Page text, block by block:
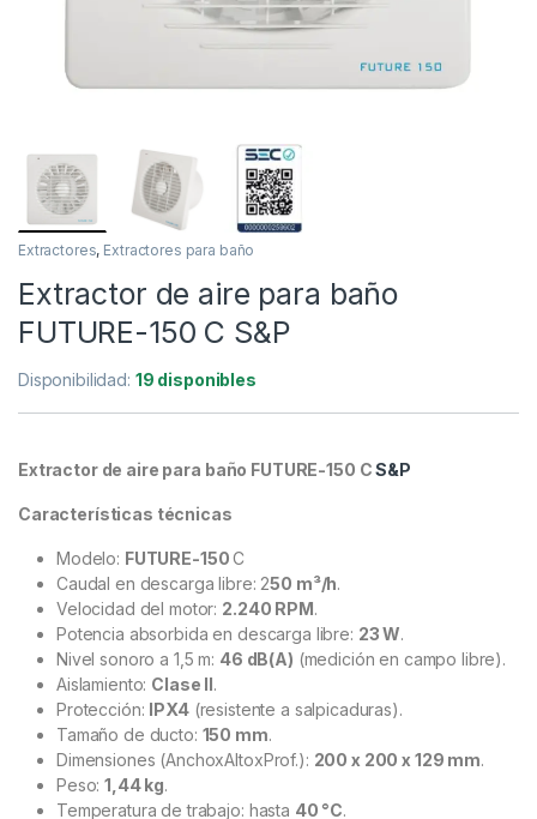
Extractores, Extractores para baño
Extractor de aire para baño
FUTURE-150 C S&P
Disponibilidad: 19 disponibles
Extractor de aire para baño FUTURE-150 CS&P
Características técnicas
Modelo: FUTURE-150C
Caudal en descarga libre: 250 m³/h.
Velocidad del motor: 2.240 RPM.
Potencia absorbida en descarga libre: 23 W.
Nivel sonoro a 1,5 m: 46 dB(A) (medición en campo libre).
Aislamiento: Clase II.
Protección: IPX4(resistente a salpicaduras).
Tamaño de ducto: 150 mm.
Dimensiones (AnchoxAltoxProf.): 200 x 200 x 129 mm.
Peso:1,44 kg.
Temperatura de trabajo: hasta 40 °C.